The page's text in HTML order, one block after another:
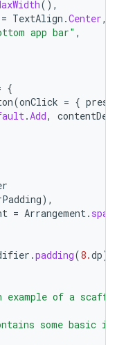
(),
= TextAlign .Center,
app bar" ,
{
(onClick = {
.Add,
),
= Arrangement.
.padding(8.dp),
example of a
some basic